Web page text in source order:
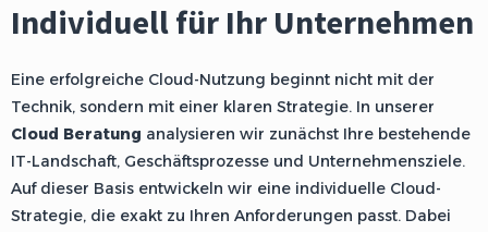
Individuell für Ihr Unternehmen
Eine erfolgreiche Cloud-Nutzung beginnt nicht mit der
Technik, sondern mit einer klaren Strategie. In unserer
Cloud Beratung analysieren wir zunächst Ihre bestehende
IT-Landschaft, Geschäftsprozesse und Unternehmensziele.
Auf dieser Basis entwickeln wir eine individuelle Cloud-
Strategie, die exakt zu Ihren Anforderungen passt. Dabei